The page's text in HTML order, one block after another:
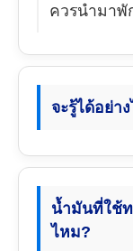
ควรนำมาพั
จะรู้ได้อย่า
น้ำมันที่ใช้
ไหม?